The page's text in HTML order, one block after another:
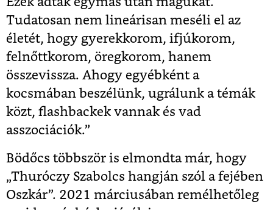
Tudatosan nem lineárisan meséli el az
életét, hogy gyerekkorom, ifjúkorom,
felnőttkorom, öregkorom, hanem
összevissza. Ahogy egyébként a
kocsmában beszélünk, ugrálunk a témák
közt, flashbackek vannak és vad
asszociációk.”
Bödőcs többször is elmondta már, hogy
„Thuróczy Szabolcs hangján szól a fejében
Oszkár”. 2021 márciusában remélhetőleg